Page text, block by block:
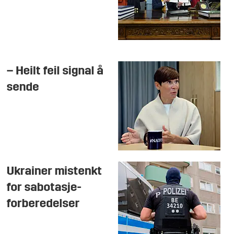
– Heilt feil signal å
sende
Ukrainer mistenkt
for sabotasje-
forberedelser